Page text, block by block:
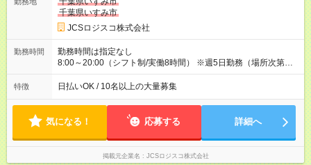
収40万円~50万円／週6日稼働 ＜モデルイメージ＞ ■月収50万
円 (27歳男性/江東区在住)※元建築関係 1日150個配達×25日勤務
(日休み) ■月収80万円(43歳男性/墨田区在住)※元営業 1日200個
千葉県いすみ市
JCSロジスコ株式会社
勤務時間
勤務時間は指定なし
8:00～20:00（シフト制/実働8時間） ※週5日勤務（場所次第で
は週4も有り） ※配達状況によって時間外での勤務可能性有り ※
案件により多少の前後あり ※配達が完了次第、帰社OKです
特徴 日払いOK / 10名以上の大量募集
気になる！ 応募する 詳細へ
掲載元企業名 JCSロジスコ株式会社